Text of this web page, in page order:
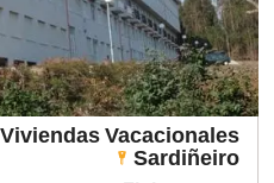
Viviendas Vacacionales
Sardiñeiro